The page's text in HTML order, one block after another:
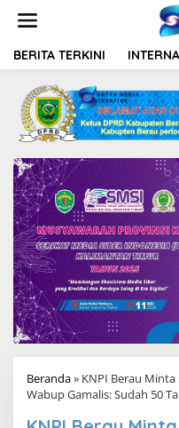
t
BERITA TERKINI
Beranda» KNPI Berau
Wabup Gamalis: Sudah 50